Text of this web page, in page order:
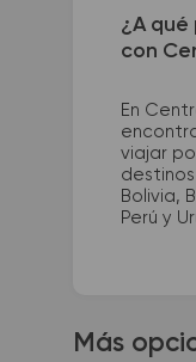
¿A qué
con
En
viajar
Bolivia,
Perú y
Más